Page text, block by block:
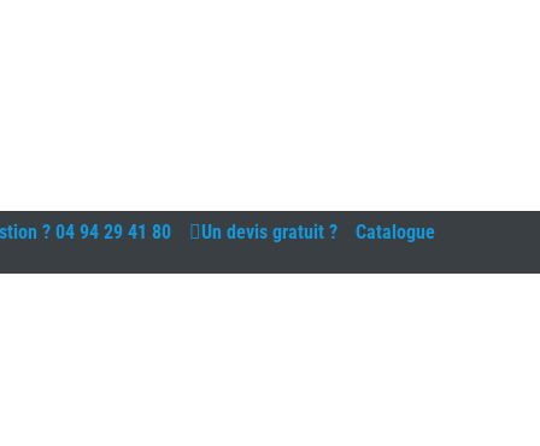
? 04 94 29 41 80 Un devis gratuit ? Catalogue